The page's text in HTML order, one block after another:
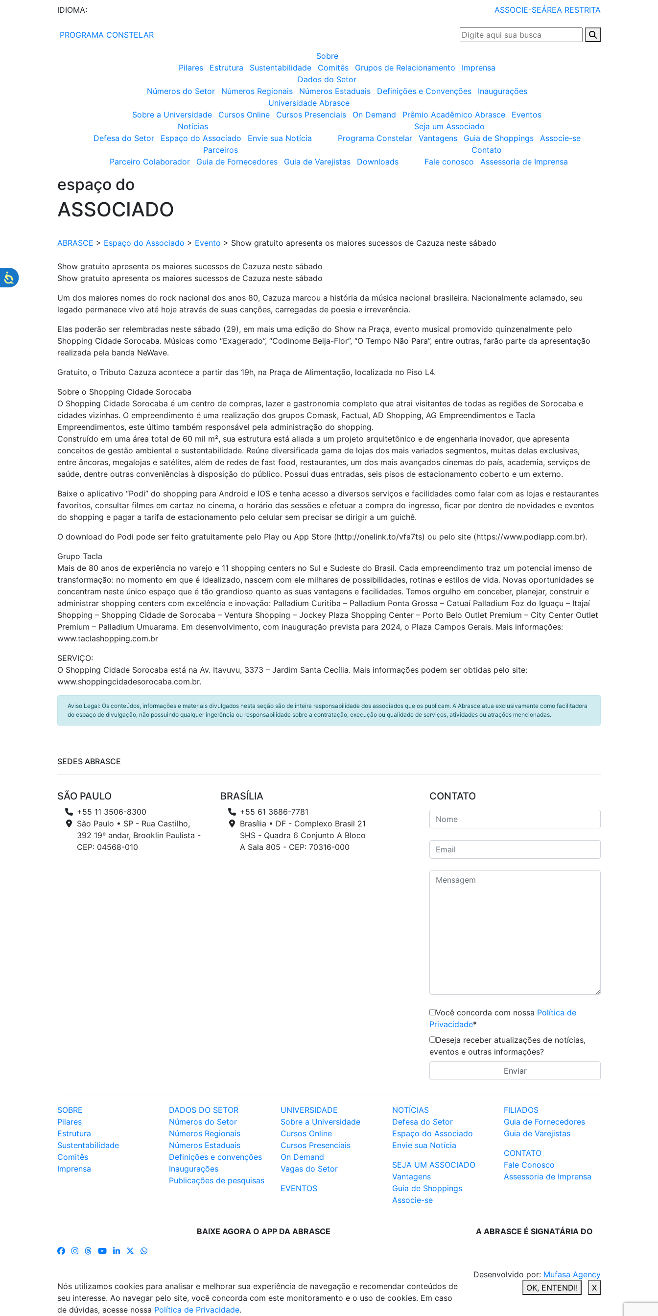
IDIOMA: ASSOCIE-SEÁREA RESTRITA
PROGRAMA CONSTELAR
Sobre
Pilares
Estrutura Sustentabilidade Comitês Grupos de Relacionamento
Imprensa
Dados do Setor
Números do Setor
Números Regionais Números Estaduais Definições e Convenções
Inaugurações
Universidade Abrasce
Sobre a Universidade
Cursos Online Cursos Presenciais On Demand Prêmio Acadêmico Abrasce
Eventos
Notícias
Defesa do Setor
Espaço do Associado Envie sua Notícia
Seja um Associado
Programa Constelar
Vantagens Guia de Shoppings
Associe-se
Parceiros
Parceiro Colaborador
Guia de Fornecedores Guia de Varejistas Downloads
Contato
Fale conosco
Assessoria de Imprensa
espaço do
ASSOCIADO
ABRASCE > Espaço do Associado > Evento > Show gratuito apresenta os maiores sucessos de Cazuza neste sábado
Show gratuito apresenta os maiores sucessos de Cazuza neste sábado
Show gratuito apresenta os maiores sucessos de Cazuza neste sábado
Um dos maiores nomes do rock nacional dos anos 80, Cazuza marcou a história da música nacional brasileira. Nacionalmente aclamado, seu
legado permanece vivo até hoje através de suas canções, carregadas de poesia e irreverência.
Elas poderão ser relembradas neste sábado (29), em mais uma edição do Show na Praça, evento musical promovido quinzenalmente pelo
Shopping Cidade Sorocaba. Músicas como “Exagerado”, “Codinome Beija-Flor”, “O Tempo Não Para”, entre outras, farão parte da apresentação
realizada pela banda NeWave.
Gratuito, o Tributo Cazuza acontece a partir das 19h, na Praça de Alimentação, localizada no Piso L4.
Sobre o Shopping Cidade Sorocaba
O Shopping Cidade Sorocaba é um centro de compras, lazer e gastronomia completo que atrai visitantes de todas as regiões de Sorocaba e
cidades vizinhas. O empreendimento é uma realização dos grupos Comask, Factual, AD Shopping, AG Empreendimentos e Tacla
Empreendimentos, este último também responsável pela administração do shopping.
Construído em uma área total de 60 mil m², sua estrutura está aliada a um projeto arquitetônico e de engenharia inovador, que apresenta
conceitos de gestão ambiental e sustentabilidade. Reúne diversificada gama de lojas dos mais variados segmentos, muitas delas exclusivas,
entre âncoras, megalojas e satélites, além de redes de fast food, restaurantes, um dos mais avançados cinemas do país, academia, serviços de
saúde, dentre outras conveniências à disposição do público. Possui duas entradas, seis pisos de estacionamento coberto e um externo.
Baixe o aplicativo “Podi” do shopping para Android e IOS e tenha acesso a diversos serviços e facilidades como falar com as lojas e restaurantes
favoritos, consultar filmes em cartaz no cinema, o horário das sessões e efetuar a compra do ingresso, ficar por dentro de novidades e eventos
do shopping e pagar a tarifa de estacionamento pelo celular sem precisar se dirigir a um guichê.
O download do Podi pode ser feito gratuitamente pelo Play ou App Store (http://onelink.to/vfa7ts) ou pelo site (https://www.podiapp.com.br).
Grupo Tacla
Mais de 80 anos de experiência no varejo e 11 shopping centers no Sul e Sudeste do Brasil. Cada empreendimento traz um potencial imenso de
transformação: no momento em que é idealizado, nascem com ele milhares de possibilidades, rotinas e estilos de vida. Novas oportunidades se
concentram neste único espaço que é tão grandioso quanto as suas vantagens e facilidades. Temos orgulho em conceber, planejar, construir e
administrar shopping centers com excelência e inovação: Palladium Curitiba – Palladium Ponta Grossa – Catuaí Palladium Foz do Iguaçu – Itajaí
Shopping – Shopping Cidade de Sorocaba – Ventura Shopping – Jockey Plaza Shopping Center – Porto Belo Outlet Premium – City Center Outlet
Premium – Palladium Umuarama. Em desenvolvimento, com inauguração prevista para 2024, o Plaza Campos Gerais. Mais informações:
www.taclashopping.com.br
SERVIÇO:
O Shopping Cidade Sorocaba está na Av. Itavuvu, 3373 – Jardim Santa Cecília. Mais informações podem ser obtidas pelo site:
www.shoppingcidadesorocaba.com.br.
Aviso Legal: Os conteúdos, informações e materiais divulgados nesta seção são de inteira responsabilidade dos associados que os publicam. A Abrasce atua exclusivamente como facilitadora
do espaço de divulgação, não possuindo qualquer ingerência ou responsabilidade sobre a contratação, execução ou qualidade de serviços, atividades ou atrações mencionadas.
SEDES ABRASCE
SÃO PAULO
+55 11 3506-8300
São Paulo • SP - Rua Castilho,
392 19º andar, Brooklin Paulista -
CEP: 04568-010
BRASÍLIA
+55 61 3686-7781
Brasília • DF - Complexo Brasil 21
SHS - Quadra 6 Conjunto A Bloco
A Sala 805 - CEP: 70316-000
CONTATO
Você concorda com nossa Política de
Privacidade*
Deseja receber atualizações de notícias,
eventos e outras informações?
SOBRE
Pilares
Estrutura
Sustentabilidade
Comitês
Imprensa
DADOS DO SETOR
Números do Setor
Números Regionais
Números Estaduais
Definições e convenções
Inaugurações
Publicações de pesquisas
UNIVERSIDADE
Sobre a Universidade
Cursos Online
Cursos Presenciais
On Demand
Vagas do Setor
EVENTOS
NOTÍCIAS
Defesa do Setor
Espaço do Associado
Envie sua Notícia
SEJA UM ASSOCIADO
Vantagens
Guia de Shoppings
Associe-se
FILIADOS
Guia de Fornecedores
Guia de Varejistas
CONTATO
Fale Conosco
Assessoria de Imprensa
BAIXE AGORA O APP DA ABRASCE A ABRASCE É SIGNATÁRIA DO
Desenvolvido por: Mufasa Agency
Nós utilizamos cookies para analisar e melhorar sua experiência de navegação e recomendar conteúdos de
seu interesse. Ao navegar pelo site, você concorda com este monitoramento e o uso de cookies. Em caso
de dúvidas, acesse nossa Política de Privacidade.
OK, ENTENDI! X